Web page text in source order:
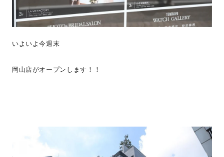
いよいよ今週末
岡山店がオープンします！！